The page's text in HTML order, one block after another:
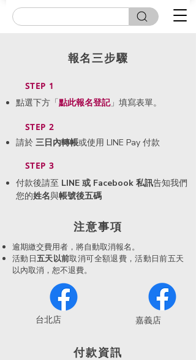
報名三步驟
STEP 1
點選下方「點此報名登記」填寫表單。
STEP 2
請於 三日內轉帳或使用 LINE Pay 付款
STEP 3
付款後請至 LINE 或 Facebook 私訊告知我們
您的姓名與帳號後五碼
​注意事項
逾期繳交費用者，將自動取消報名。
活動日五天以前取消可全額退費，活動日前五天
以內取消，恕不退費。
​台北店 嘉義店
付款資訊